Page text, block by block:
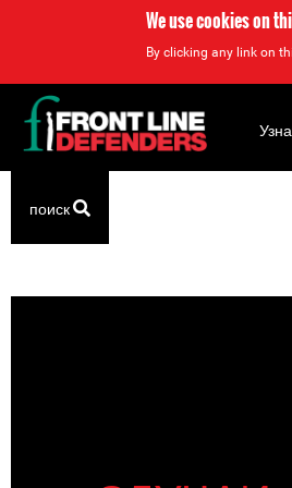
We use cookies on
By clicking any link on
to
Back
to
top
поиск